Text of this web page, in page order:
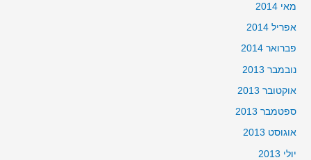
מאי 2014
אפריל 2014
פברואר 2014
נובמבר 2013
אוקטובר 2013
ספטמבר 2013
אוגוסט 2013
יולי 2013